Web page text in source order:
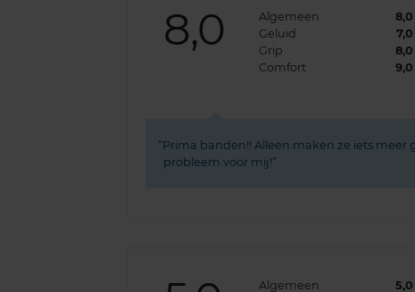
8,0 Algemeen
8,0
Geluid
7,0
Grip
8,0
Comfort
9,0
Prima banden!! Alleen maken ze iets
probleem voor mij!
Algemeen
5,0